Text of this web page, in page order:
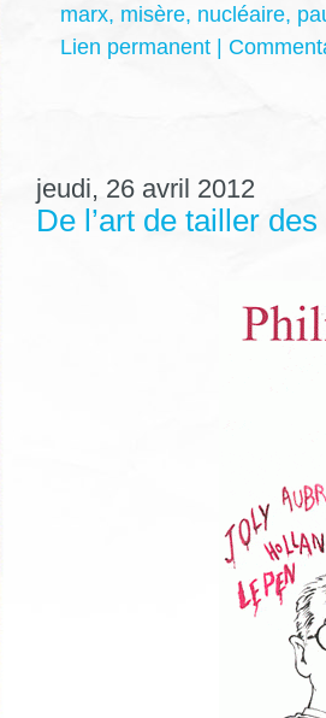
marx, misère, nucléaire,
Lien permanent |
jeudi, 26 avril 2012
De l’art de tailler